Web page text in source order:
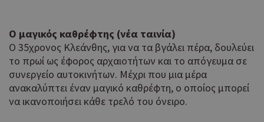
Ο μαγικός καθρέφτης (νέα ταινία)
Ο 35χρονος Κλεάνθης, για να τα βγάλει πέρα, δουλεύει
το πρωί ως έφορος αρχαιοτήτων και το απόγευμα σε
συνεργείο αυτοκινήτων. Μέχρι που μια μέρα
ανακαλύπτει έναν μαγικό καθρέφτη, ο οποίος μπορεί
να ικανοποιήσει κάθε τρελό του όνειρο.